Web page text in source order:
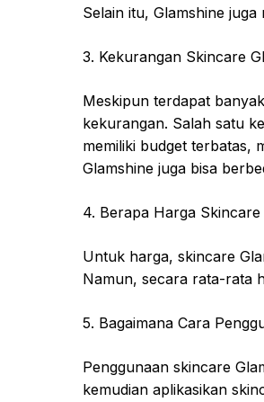
Selain itu, Glamshine
3. Kekurangan Skincare
Meskipun terdapat
kekurangan. Salah satu
memiliki budget terbatas,
Glamshine juga bisa
4. Berapa Harga Skincare
Untuk harga, skincare
Namun, secara rata-rata
5. Bagaimana Cara
Penggunaan skincare
kemudian aplikasikan